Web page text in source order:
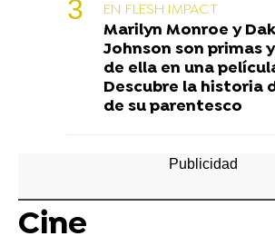
EN FLESH IMPACT
Marilyn Monroe y
Johnson son primas
de ella en una
Descubre la historia
de su parentesco
Cine